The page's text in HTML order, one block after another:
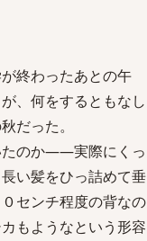
終わったあとの午
、何をするともなし
だった。
たのか――実際にくっ
い髪をひっ詰めて垂
センチ程度の背なの
もようなという形容